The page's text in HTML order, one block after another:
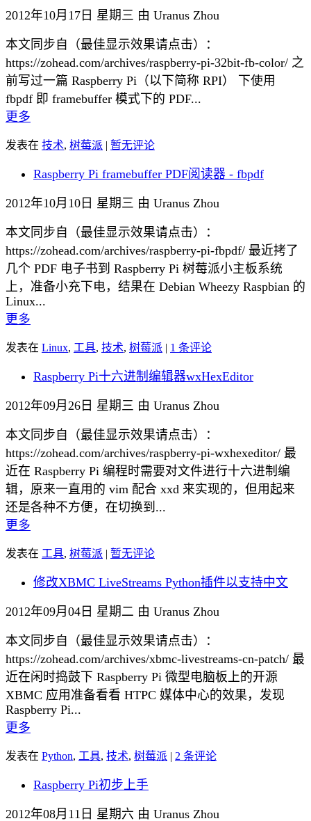
2012年10月17日 星期三 由 Uranus Zhou
本文同步自（最佳显示效果请点击）：
https://zohead.com/archives/raspberry-pi-32bit-fb-color/ 之
前写过一篇 Raspberry Pi（以下简称 RPI） 下使用
fbpdf 即 framebuffer 模式下的 PDF...
更多
发表在 技术, 树莓派 | 暂无评论
Raspberry Pi framebuffer PDF阅读器 - fbpdf
2012年10月10日 星期三 由 Uranus Zhou
本文同步自（最佳显示效果请点击）：
https://zohead.com/archives/raspberry-pi-fbpdf/ 最近拷了
几个 PDF 电子书到 Raspberry Pi 树莓派小主板系统
上，准备小充下电，结果在 Debian Wheezy Raspbian 的
Linux...
更多
发表在 Linux, 工具, 技术, 树莓派 | 1 条评论
Raspberry Pi十六进制编辑器wxHexEditor
2012年09月26日 星期三 由 Uranus Zhou
本文同步自（最佳显示效果请点击）：
https://zohead.com/archives/raspberry-pi-wxhexeditor/ 最
近在 Raspberry Pi 编程时需要对文件进行十六进制编
辑，原来一直用的 vim 配合 xxd 来实现的，但用起来
还是各种不方便，在切换到...
更多
发表在 工具, 树莓派 | 暂无评论
修改XBMC LiveStreams Python插件以支持中文
2012年09月04日 星期二 由 Uranus Zhou
本文同步自（最佳显示效果请点击）：
https://zohead.com/archives/xbmc-livestreams-cn-patch/ 最
近在闲时捣鼓下 Raspberry Pi 微型电脑板上的开源
XBMC 应用准备看看 HTPC 媒体中心的效果，发现
Raspberry Pi...
更多
发表在 Python, 工具, 技术, 树莓派 | 2 条评论
Raspberry Pi初步上手
2012年08月11日 星期六 由 Uranus Zhou